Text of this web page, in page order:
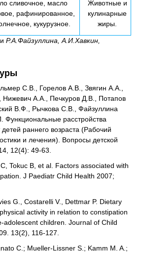
сливочное, масло
рафинированное,
кукурузное.
Животные и
кулинарные
жиры.
Р.А.Файзуллина, А.И.Хавкин,
С.В., Горелов А.В., Звягин А.А.,
Нижевич А.А., Печкуров Д.В., Потапов
В.Ф., Рычкова С.В., Файзуллина
расстройства
раннего возраста (Рабочий
и лечения). Вопросы детской
12(4): 49-63.
Tokuc B, et al. Factors associated with
J Paediatr Child Health 2007;
G., Costarelli V., Dettmar P. Dietary
activity in relation to constipation
adolescent children. Journal of Child
13(2), 116-127.
C.; Mueller-Lissner S.; Kamm M. A.;